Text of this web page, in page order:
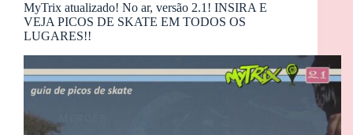
MyTrix atualizado! No ar, versão 2.1! INSIRA E
VEJA PICOS DE SKATE EM TODOS OS
LUGARES!!